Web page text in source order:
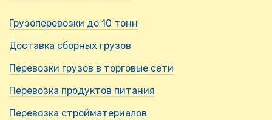
Грузоперевозки до 10 тонн
Доставка сборных грузов
Перевозки грузов в торговые сети
Перевозка продуктов питания
Перевозка стройматериалов